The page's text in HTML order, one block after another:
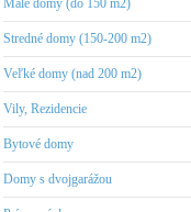
Malé domy (do 150 m2)
Stredné domy (150-200 m2)
Veľké domy (nad 200 m2)
Vily, Rezidencie
Bytové domy
Domy s dvojgarážou